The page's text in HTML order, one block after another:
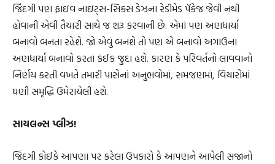
જિંદગી પણ ફાઇવ નાઇટ્સ-સિક્સ ડેઝના રેડીમેડ પૅકેજ જેવી નથી
હોવાની એવી તૈયારી સાથે જ શરૂ કરવાની છે. એમાં પણ અણધાર્યા
બનાવો બનતા રહેશે. જો એવું બનશે તો પણ એ બનાવો અગાઉના
અણધાર્યા બનાવો કરતાં કંઈક જુદા હશે. કારણ કે પરિવર્તનો લાવવાનો
નિર્ણય કરતી વખતે તમારી પાસેનાં અનુભવોમાં, સમજણમાં, વિચારોમાં
ઘણી સમૃદ્ધિ ઉમેરાયેલી હશે.
સાયલન્સ પ્લીઝ!
જિંદગી કોઈકે આપણા પર કરેલા ઉપકારો કે આપણને આપેલી સજાનો